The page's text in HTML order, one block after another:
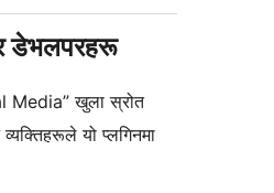
र डेभलपरहरू
Media” खुला स्रोत
यो प्लगिनमा